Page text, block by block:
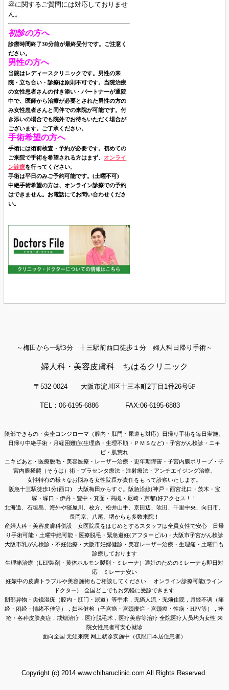
容に関するご質問には対応しておりませ
ん。
初診の方へ
診療時間終了30分前が最終受付です。ご注意く
ださい。
男性の方へ
当院はレディースクリニックです。男性の来
院・立ち合い・診療は原則不可です。当院治療
の女性患者さんの付き添い・パートナーが通院
中で、医師から治療が必要とされた男性の方の
み女性患者さんと同伴での来院が可能です。付
き添いの場合でも院外でお待ちいただく場合が
ございます。ご了承ください。
手術希望の方へ
手術には術前検査・予約が必要です。初めての
ご来院で手術を希望される方はまず、 オンライ
ン診療を行ってください。
手術は平日のみご予約可能です。(土曜不可)
中絶手術希望の方は、オンライン診療での予約
はできません。お電話にてお問い合わせくださ
い。
～梅田から一駅3分 十三駅前西口徒歩１分 婦人科日帰り手術～
婦人科・美容皮膚科 ちはるクリニック
〒532-0024 大阪市淀川区十三本町2丁目 1番26号5F
TEL：06-6195-6886 FAX:06-6195-6883
陰部できもの・尖圭コンジローマ（膣内・肛門・尿道も対応）日帰り手術を毎日実施。
日帰り中絶手術・月経困難症(生理痛・生理不順・ＰＭＳなど)・子宮がん検診・ニキ
ビ・肌荒れ
ニキビあと・医療脱毛・美容医療・レーザー治療・更年期障害・子宮内膜ポリープ・子
宮内膜掻爬（そうは）術・ プラセンタ療法・注射療法・アンチエイジング治療。
女性特有の様々なお悩みを女性院長が責任をもって診察いたします。
阪急十三駅徒歩1分(西口) 大阪梅田からすぐ。阪急沿線(神戸・西宮北口・茨木・宝
塚・塚口・伊丹・豊中・箕面・高槻・尼崎・京都)好アクセス！！
北海道、石垣島、海外や寝屋川、枚方、松井山手、京田辺、吹田、千里中央、向日市、
長岡京、八尾、堺からも多数来院！
産婦人科・美容皮膚科併設 女医院長をはじめとするスタッフは全員女性で安心 日帰
り手術可能・土曜中絶可能・医療脱毛・緊急避妊(アフターピル)・大阪市子宮がん検診
大阪市乳がん検診・不妊治療・大阪市妊婦健診・美容レーザー治療・生理痛・土曜日も
診療しております
生理痛治療（LEP製剤・黄体ホルモン製剤・ミレーナ）避妊のためのミレーナも即日対
応 ミレーナ安い
妊娠中の皮膚トラブルや美容施術もご相談してください オンライン診療可能(ライン
ドクター) 全国どこでもお気軽に受診できます
阴部异物・尖锐湿疣（腔内 ・肛门・尿道）等手术，无痛人流 ・无须住院，月经不调（痛
经・闭经・情绪不佳等），妇科健检（子宫癌・宫颈糜烂・宫颈癌・性病・HPV等），痤
疮・各种皮肤炎症，戒烟治疗，医疗脱毛术，医疗美容等治疗 全院医疗人员均为女性 来
院女性患者可安心就诊
面向全国 无须来院 网上就诊实施中（仅限日本居住患者）
Copyright (c) 2014 www.chiharuclinic.com All Rights Reserved.